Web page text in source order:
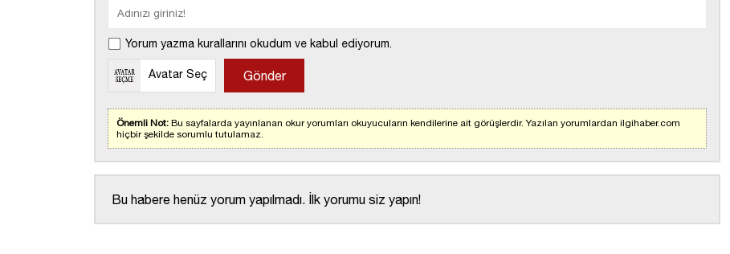
Yorum yazma kurallarını okudum ve kabul ediyorum.
Avatar Seç
Önemli Not: Bu sayfalarda yayınlanan okur yorumları okuyucuların kendilerine ait görüşlerdir. Yazılan yorumlardan ilgihaber.com
hiçbir şekilde sorumlu tutulamaz.
Bu habere henüz yorum yapılmadı. İlk yorumu siz yapın!